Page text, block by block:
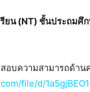
ยน (NT) ชั้นประถมศึ
อบความสามารถด้า
file/d/